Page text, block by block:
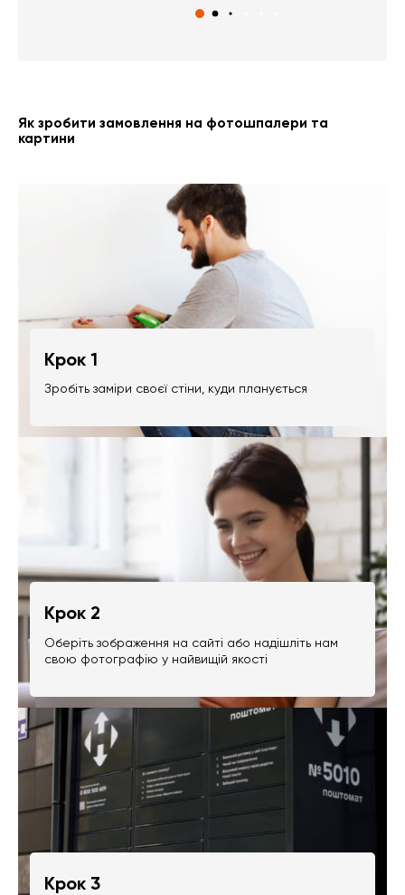
Як зробити замовлення на фотошпалери та
картини
Крок 1
Зробіть заміри своєї стіни, куди планується
Крок 2
Оберіть зображення на сайті або надішліть нам
свою фотографію у найвищій якості
Крок 3